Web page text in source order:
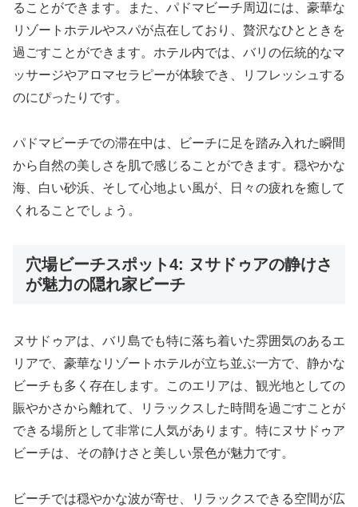
ることができます。また、パドマビーチ周辺には、豪華な
リゾートホテルやスパが点在しており、贅沢なひとときを
過ごすことができます。ホテル内では、バリの伝統的なマ
ッサージやアロマセラピーが体験でき、リフレッシュする
のにぴったりです。
パドマビーチでの滞在中は、ビーチに足を踏み入れた瞬間
から自然の美しさを肌で感じることができます。穏やかな
海、白い砂浜、そして心地よい風が、日々の疲れを癒して
くれることでしょう。
穴場ビーチスポット4: ヌサドゥアの静けさ
が魅力の隠れ家ビーチ
ヌサドゥアは、バリ島でも特に落ち着いた雰囲気のあるエ
リアで、豪華なリゾートホテルが立ち並ぶ一方で、静かな
ビーチも多く存在します。このエリアは、観光地としての
賑やかさから離れて、リラックスした時間を過ごすことが
できる場所として非常に人気があります。特にヌサドゥア
ビーチは、その静けさと美しい景色が魅力です。
ビーチでは穏やかな波が寄せ、リラックスできる空間が広